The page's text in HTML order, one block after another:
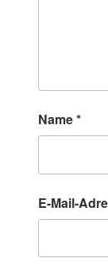
Name*
E-Mail-